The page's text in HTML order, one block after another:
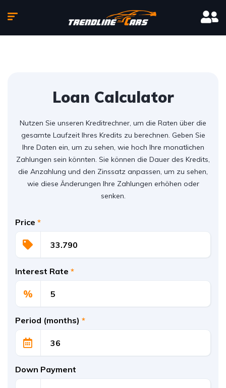
Loan Calculator
Nutzen Sie unseren Kreditrechner, um die Raten über die
gesamte Laufzeit Ihres Kredits zu berechnen. Geben Sie
Ihre Daten ein, um zu sehen, wie hoch Ihre monatlichen
Zahlungen sein könnten. Sie können die Dauer des Kredits,
die Anzahlung und den Zinssatz anpassen, um zu sehen,
wie diese Änderungen Ihre Zahlungen erhöhen oder
senken.
Price *
Interest Rate *
%
Period (months) *
Down Payment